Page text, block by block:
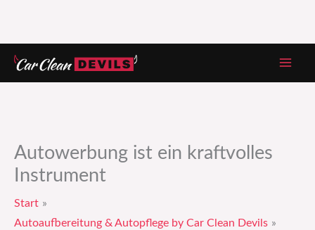
Zum
Inhalt
Autowerbung ist ein kraftvolles
Instrument
Start
Autoaufbereitung & Autopflege by Car Clean Devils